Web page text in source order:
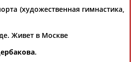
Акжана
Артур
(художественная гимнастика,
Живет в Москве
.